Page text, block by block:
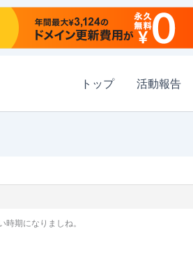
トップ 活動報告
期になりましね。